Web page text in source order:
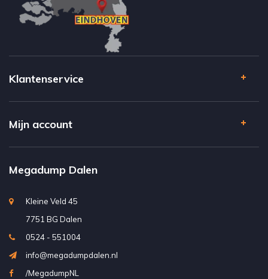
Klantenservice
Mijn account
Megadump Dalen
Kleine Veld 45
7751 BG Dalen
0524 - 551004
info@megadumpdalen.nl
/MegadumpNL